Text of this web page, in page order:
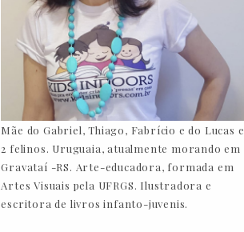
Mãe do Gabriel, Thiago, Fabrício e do Lucas e
2 felinos. Uruguaia, atualmente morando em
Gravataí -RS. Arte-educadora, formada em
Artes Visuais pela UFRGS. Ilustradora e
escritora de livros infanto-juvenis.